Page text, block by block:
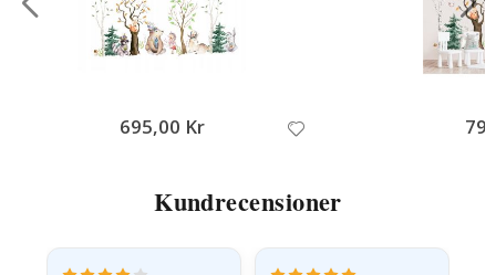
695,00 Kr
Kundrecensioner